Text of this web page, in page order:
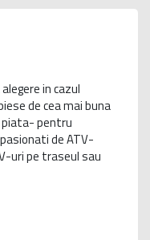
in cazul
de cea mai buna
pentru
de ATV-
uri pe traseul sau